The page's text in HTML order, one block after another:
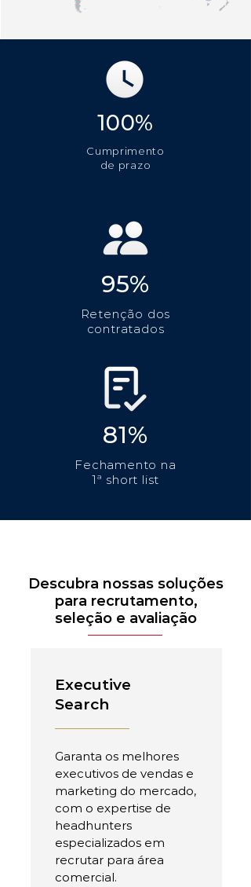
100%
Cumprimento
de prazo
95%
Retenção dos
contratados
81%
Fechamento na
1ª short list
Descubra nossas soluções
para recrutamento,
seleção e avaliação
Executive
Search
Garanta os melhores
executivos de vendas e
marketing do mercado,
com o expertise de
headhunters
especializados em
recrutar para área
comercial.